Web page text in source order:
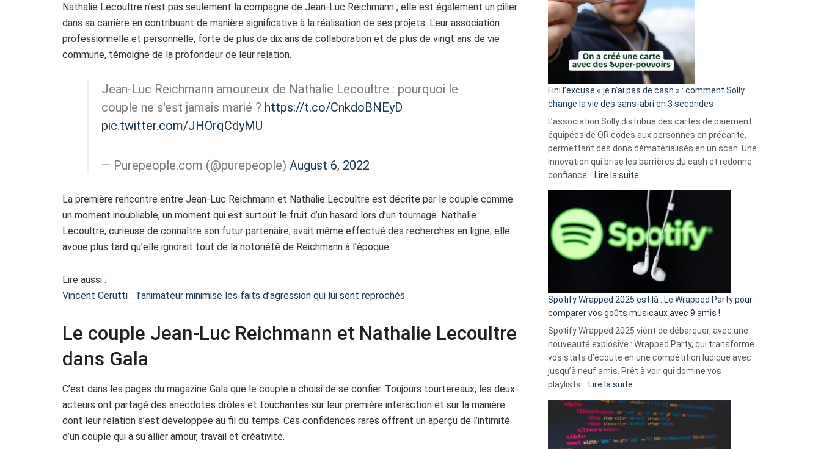
Nathalie Lecoultre n’est pas seulement la compagne de Jean-Luc Reichmann ; elle est également un pilier
dans sa carrière en contribuant de manière significative à la réalisation de ses projets. Leur association
professionnelle et personnelle, forte de plus de dix ans de collaboration et de plus de vingt ans de vie
commune, témoigne de la profondeur de leur relation.
Jean-Luc Reichmann amoureux de Nathalie Lecoultre : pourquoi le
couple ne s'est jamais marié ? https://t.co/CnkdoBNEyD
pic.twitter.com/JHOrqCdyMU
— Purepeople.com (@purepeople) August 6, 2022
La première rencontre entre Jean-Luc Reichmann et Nathalie Lecoultre est décrite par le couple comme
un moment inoubliable, un moment qui est surtout le fruit d’un hasard lors d’un tournage. Nathalie
Lecoultre, curieuse de connaître son futur partenaire, avait même effectué des recherches en ligne, elle
avoue plus tard qu’elle ignorait tout de la notoriété de Reichmann à l’époque.
Lire aussi :
Vincent Cerutti : l’animateur minimise les faits d’agression qui lui sont reprochés
Le couple Jean-Luc Reichmann et Nathalie Lecoultre
dans Gala
C’est dans les pages du magazine Gala que le couple a choisi de se confier. Toujours tourtereaux, les deux
acteurs ont partagé des anecdotes drôles et touchantes sur leur première interaction et sur la manière
dont leur relation s’est développée au fil du temps. Ces confidences rares offrent un aperçu de l’intimité
d’un couple qui a su allier amour, travail et créativité.
Fini l’excuse « je n’ai pas de cash » : comment Solly
change la vie des sans-abri en 3 secondes
L’association Solly distribue des cartes de paiement
équipées de QR codes aux personnes en précarité,
permettant des dons dématérialisés en un scan. Une
innovation qui brise les barrières du cash et redonne
confiance…
Lire la suite
l’excuse
je
n’ai
pas
de
cash
»
Solly
change
la
vie
sans-
abri
en
3
Spotify Wrapped 2025 est là : Le Wrapped Party pour
comparer vos goûts musicaux avec 9 amis !
Spotify Wrapped 2025 vient de débarquer, avec une
nouveauté explosive : Wrapped Party, qui transforme
vos stats d’écoute en une compétition ludique avec
jusqu’à neuf amis. Prêt à voir qui domine vos
playlists…
Lire la suite
Wrapped
2025
est